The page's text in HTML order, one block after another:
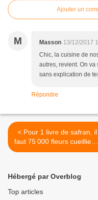
Ajouter un
M Masson 13/12/2017
Chic, la cuisine de
autres, revient. On
sans explication de
Répondre
< Pour 1 livre de safran, il
faut 75 000 fleurs cueillies à
la main, 5 000 euros le kg,
les De Moor
Hébergé par Overblog
Top articles